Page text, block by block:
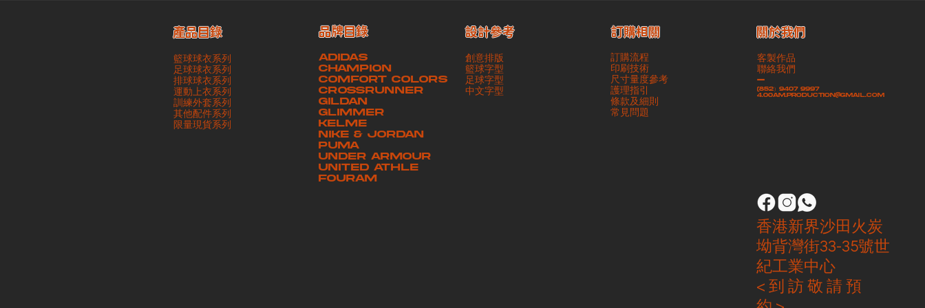
產品目錄
籃球球衣系列
足球球衣系列
排球球衣系列
運動上衣系列
訓練外套系列
其他配件系列
​限量現貨系列
ADIDAS
CHAMPION
COMFORT COLORS
CROSSRUNNER
GILDAN
GLIMMER
KELME
NIKE & JORDAN
PUMA
UNDER ARMOUR
UNITED ATHLE
FOURAM
品牌目錄
創意排版
籃球字型
足球字型
​中文字型
設計參考
訂購流程
印刷技術
尺寸量度參考
護理指引
條款及細則
​常見問題
訂購相關
客製作品
聯絡我們
-
(852）9407 9997
4.00am.production@gmail.com
​關於我們
香港新界沙田火炭
坳背灣街33-35號世
紀工業中心
< 到 訪 敬 請 預